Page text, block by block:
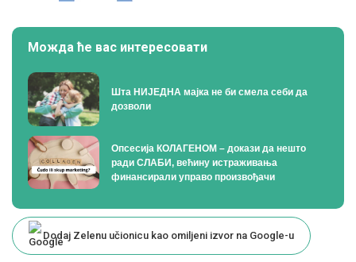
Можда ће вас интересовати
Шта НИЈЕДНА мајка не би смела себи да
дозволи
Опсесија КОЛАГЕНОМ – докази да нешто
ради СЛАБИ, већину истраживања
финансирали управо произвођачи
Dodaj Zelenu učionicu kao omiljeni izvor na Google-u